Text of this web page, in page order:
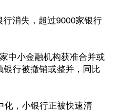
消失，超过9000家银行
中小金融机构获准合并或
行被撤销或整并，同比
化，小银行正被快速清